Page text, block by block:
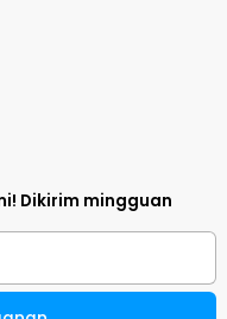
Dikirim mingguan